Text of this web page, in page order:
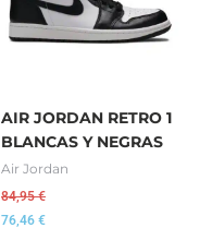
AIR JORDAN RETRO 1
BLANCAS Y NEGRAS
Air Jordan
84,95€
76,46 €